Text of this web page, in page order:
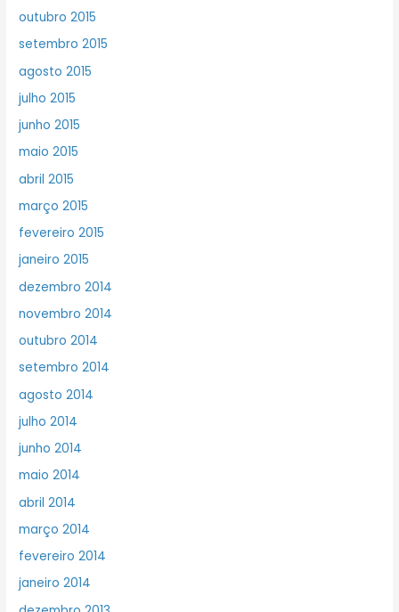
outubro 2015
setembro 2015
agosto 2015
julho 2015
junho 2015
maio 2015
abril 2015
março 2015
fevereiro 2015
janeiro 2015
dezembro 2014
novembro 2014
outubro 2014
setembro 2014
agosto 2014
julho 2014
junho 2014
maio 2014
abril 2014
março 2014
fevereiro 2014
janeiro 2014